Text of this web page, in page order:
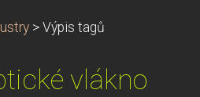
> Výpis tagů
vlákno